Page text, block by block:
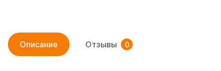
Описание Отзывы 0